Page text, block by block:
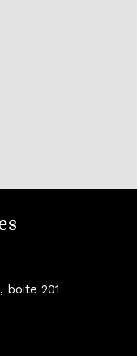
boite 201